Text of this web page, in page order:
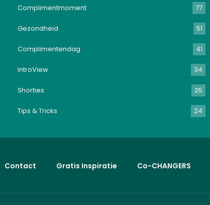
Complimentmoment 77
Gezondheid 51
Complimentendag 41
IntroView 34
Shorties 25
Tips & Tricks 24
Contact Gratis Inspiratie Co-CHANGERS